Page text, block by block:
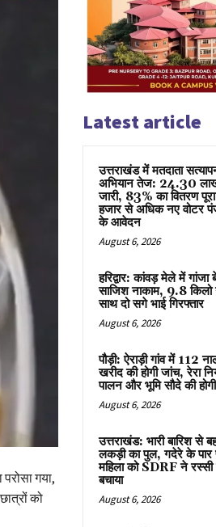
गया,
को
Latest article
उत्तराखंड में मतदाता
अभियान तेज: 24.30
जारी, 83% का वितरण
हजार से अधिक नए वोटर
के आवेदन
August 6, 2026
हरिद्वार: कांवड़ मेले में
साजिश नाकाम, 9.8
साथ दो सगे भाई गिरफ्तार
August 6, 2026
पौड़ी: ऐराड़ी गांव में 112
खरीद की होगी जांच, रेरा
पालन और भूमि सौदे की
August 6, 2026
उत्तराखंड: भारी बारिश से
लकड़ी का पुल, गदेरे के पार
महिला को SDRF ने
बचाया
August 6, 2026